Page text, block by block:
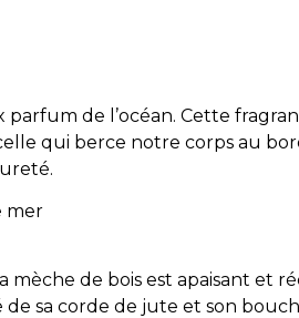
de l’océan. Cette
qui berce notre corps au
mer
mèche de bois est apaisant et
sa corde de jute et son